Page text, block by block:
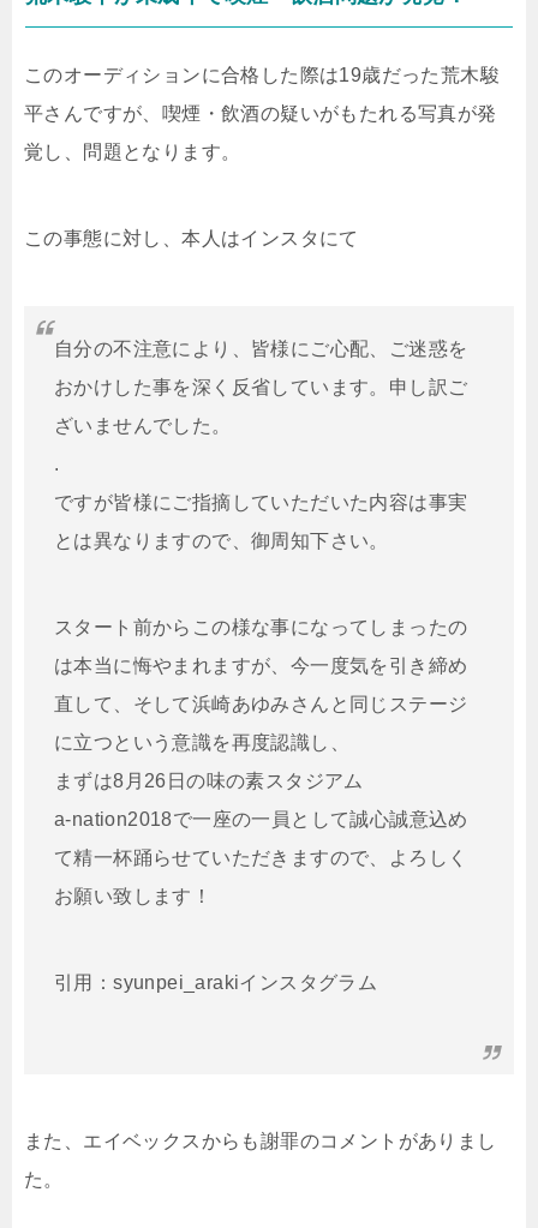
このオーディションに合格した際は19歳だった荒木駿
平さんですが、喫煙・飲酒の疑いがもたれる写真が発
覚し、問題となります。
この事態に対し、本人はインスタにて
自分の不注意により、皆様にご心配、ご迷惑を
おかけした事を深く反省しています。申し訳ご
ざいませんでした。
.
ですが皆様にご指摘していただいた内容は事実
とは異なりますので、御周知下さい。
スタート前からこの様な事になってしまったの
は本当に悔やまれますが、今一度気を引き締め
直して、そして浜崎あゆみさんと同じステージ
に立つという意識を再度認識し、
まずは8月26日の味の素スタジアム
a-nation2018で一座の一員として誠心誠意込め
て精一杯踊らせていただきますので、よろしく
お願い致します！
引用：syunpei_arakiインスタグラム
また、エイベックスからも謝罪のコメントがありまし
た。